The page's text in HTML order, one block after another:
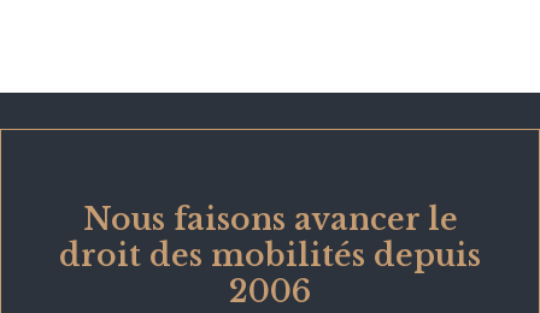
Nous faisons avancer le
droit des mobilités depuis
2006